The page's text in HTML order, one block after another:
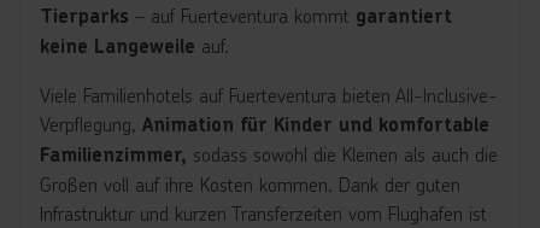
Tierparks – auf Fuerteventura kommt garantiert
keine Langeweile auf.
Viele Familienhotels auf Fuerteventura bieten All-Inclusive-
Verpflegung, Animation für Kinder und komfortable
Familienzimmer, sodass sowohl die Kleinen als auch die
Großen voll auf ihre Kosten kommen. Dank der guten
Infrastruktur und kurzen Transferzeiten vom Flughafen ist